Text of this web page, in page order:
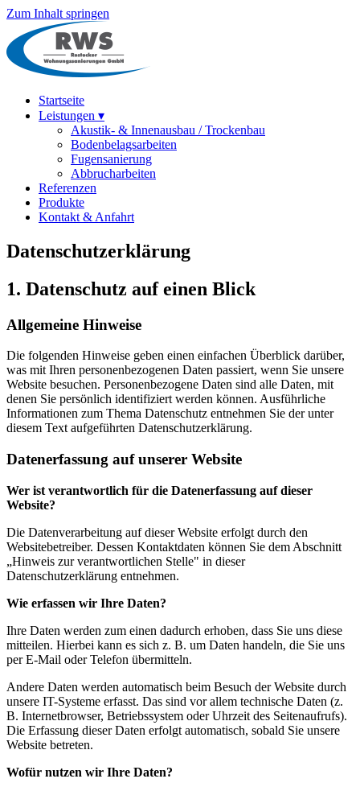
Zum Inhalt springen
Startseite
Leistungen ▾
Akustik- & Innenausbau / Trockenbau
Bodenbelagsarbeiten
Fugensanierung
Abbrucharbeiten
Referenzen
Produkte
Kontakt & Anfahrt
Datenschutzerklärung
1. Datenschutz auf einen Blick
Allgemeine Hinweise
Die folgenden Hinweise geben einen einfachen Überblick darüber,
was mit Ihren personenbezogenen Daten passiert, wenn Sie unsere
Website besuchen. Personenbezogene Daten sind alle Daten, mit
denen Sie persönlich identifiziert werden können. Ausführliche
Informationen zum Thema Datenschutz entnehmen Sie der unter
diesem Text aufgeführten Datenschutzerklärung.
Datenerfassung auf unserer Website
Wer ist verantwortlich für die Datenerfassung auf dieser
Website?
Die Datenverarbeitung auf dieser Website erfolgt durch den
Websitebetreiber. Dessen Kontaktdaten können Sie dem Abschnitt
„Hinweis zur verantwortlichen Stelle" in dieser
Datenschutzerklärung entnehmen.
Wie erfassen wir Ihre Daten?
Ihre Daten werden zum einen dadurch erhoben, dass Sie uns diese
mitteilen. Hierbei kann es sich z. B. um Daten handeln, die Sie uns
per E-Mail oder Telefon übermitteln.
Andere Daten werden automatisch beim Besuch der Website durch
unsere IT-Systeme erfasst. Das sind vor allem technische Daten (z.
B. Internetbrowser, Betriebssystem oder Uhrzeit des Seitenaufrufs).
Die Erfassung dieser Daten erfolgt automatisch, sobald Sie unsere
Website betreten.
Wofür nutzen wir Ihre Daten?